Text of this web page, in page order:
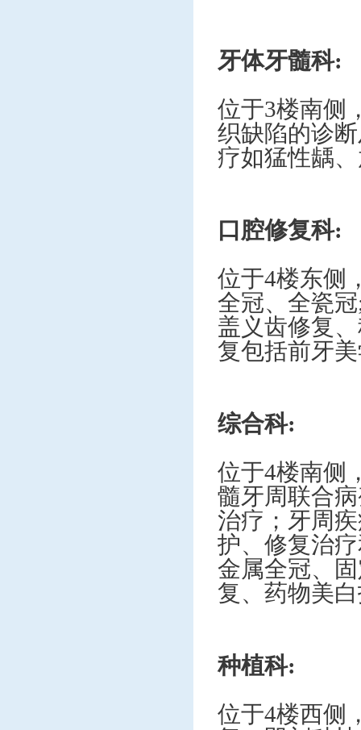
牙体牙髓科:
位于3楼南侧
织缺陷的诊
疗如猛性龋
口腔修复科:
位于4楼东侧
全冠、全瓷
盖义齿修复
复包括前牙
综合科:
位于4楼南侧
髓牙周联合
治疗；牙周
护、修复治
金属全冠、
复、药物美
种植科:
位于4楼西侧